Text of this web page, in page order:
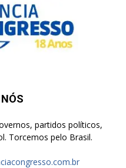
partidos políticos,
Torcemos pelo Brasil.